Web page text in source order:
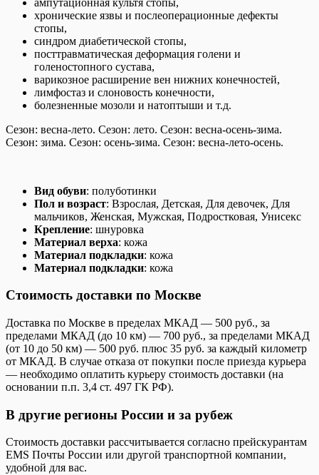
хронические язвы и послеоперационные дефекты
стопы,
синдром диабетической стопы,
посттравматическая деформация голени и
голеностопного сустава,
варикозное расширение вен нижних конечностей,
лимфостаз и слоновость конечности,
болезненные мозоли и натоптыши и т.д.
Сезон: весна-лето. Сезон: лето. Сезон: весна-осень-зима.
Сезон: зима. Сезон: осень-зима. Сезон: весна-лето-осень.
Вид обуви: полуботинки
Пол и возраст: Взрослая, Детская, Для девочек, Для
мальчиков, Женская, Мужская, Подростковая, Унисекс
Крепление: шнуровка
Материал верха: кожа
Материал подкладки: кожа
Материал подкладки: кожа
Стоимость доставки по Москве
Доставка по Москве в пределах МКАД — 500 руб., за
пределами МКАД (до 10 км) — 700 руб., за пределами МКАД
(от 10 до 50 км) — 500 руб. плюс 35 руб. за каждый километр
от МКАД. В случае отказа от покупки после приезда курьера
— необходимо оплатить курьеру стоимость доставки (на
основании п.п. 3,4 ст. 497 ГК РФ).
В другие регионы России и за рубеж
Стоимость доставки рассчитывается согласно прейскурантам
EMS Почты России или другой транспортной компании,
удобной для вас.